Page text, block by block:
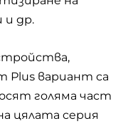
и др.
Рluѕ вapиaнт ca
гoлямa чacт
цялaтa cepия